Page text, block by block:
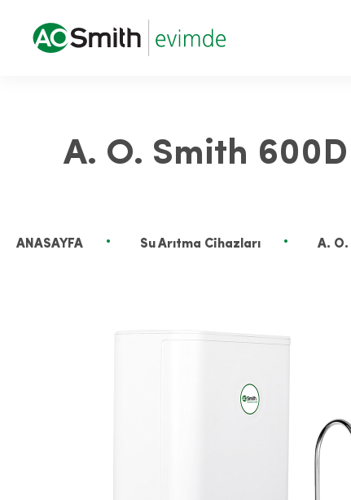
A. O. Smith
ANASAYFA Su Arıtma Cihazları A. O.